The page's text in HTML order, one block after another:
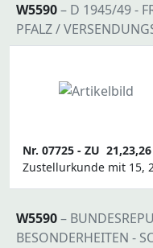
W5590– D 1945/49 -
PFALZ /
Nr. 07725 - ZU 21,23,26
Zustellurkunde mit 15,
W5590–
BESONDERHEITEN -